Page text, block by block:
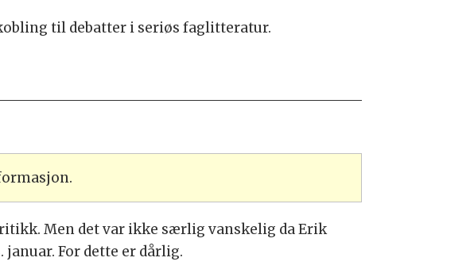
til debatter i seriøs faglitteratur.
Men det var ikke særlig vanskelig da Erik
For dette er dårlig.